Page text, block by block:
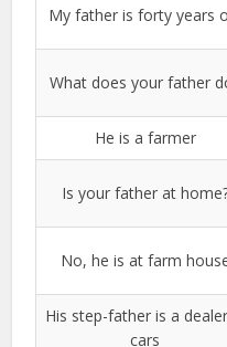
My father is forty years
What does your father
He is a farmer
Is your father at
No, he is at farm
His step-father is a
cars